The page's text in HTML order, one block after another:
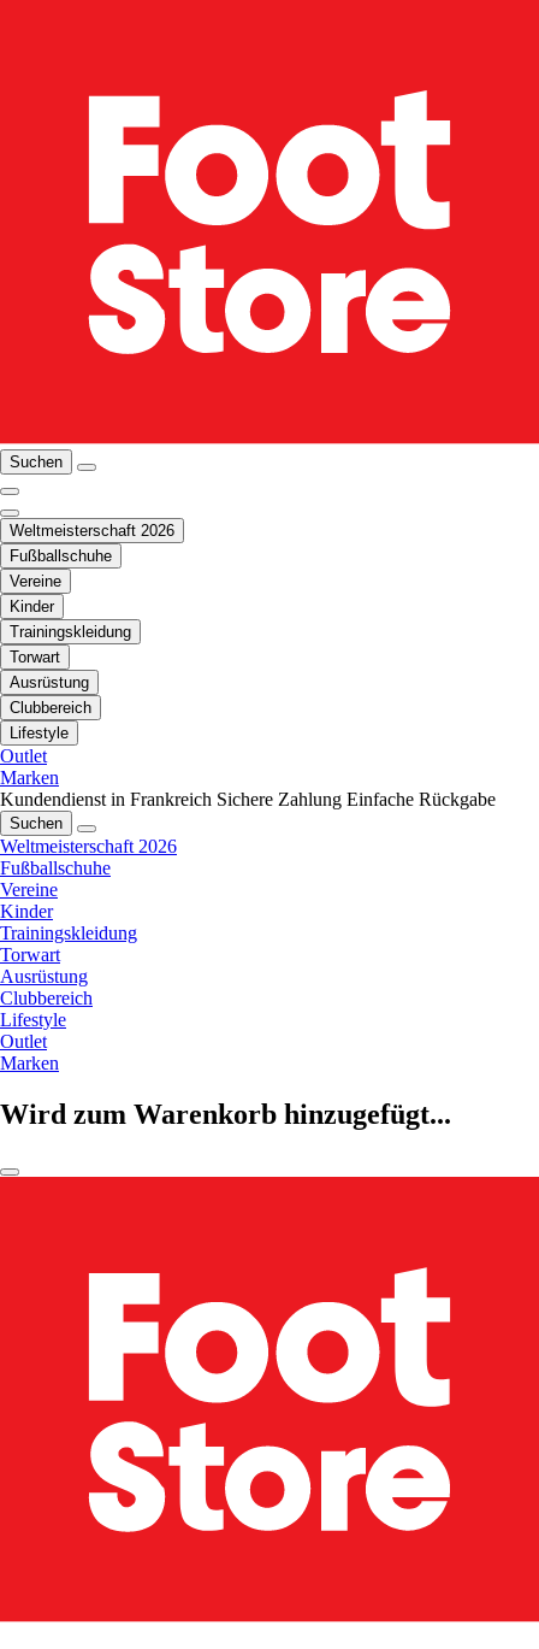
Suchen
Weltmeisterschaft 2026
Fußballschuhe
Vereine
Kinder
Trainingskleidung
Torwart
Ausrüstung
Clubbereich
Lifestyle
Outlet
Marken
Kundendienst in Frankreich Sichere Zahlung Einfache Rückgabe
Suchen
Weltmeisterschaft 2026
Fußballschuhe
Vereine
Kinder
Trainingskleidung
Torwart
Ausrüstung
Clubbereich
Lifestyle
Outlet
Marken
Wird zum Warenkorb hinzugefügt...